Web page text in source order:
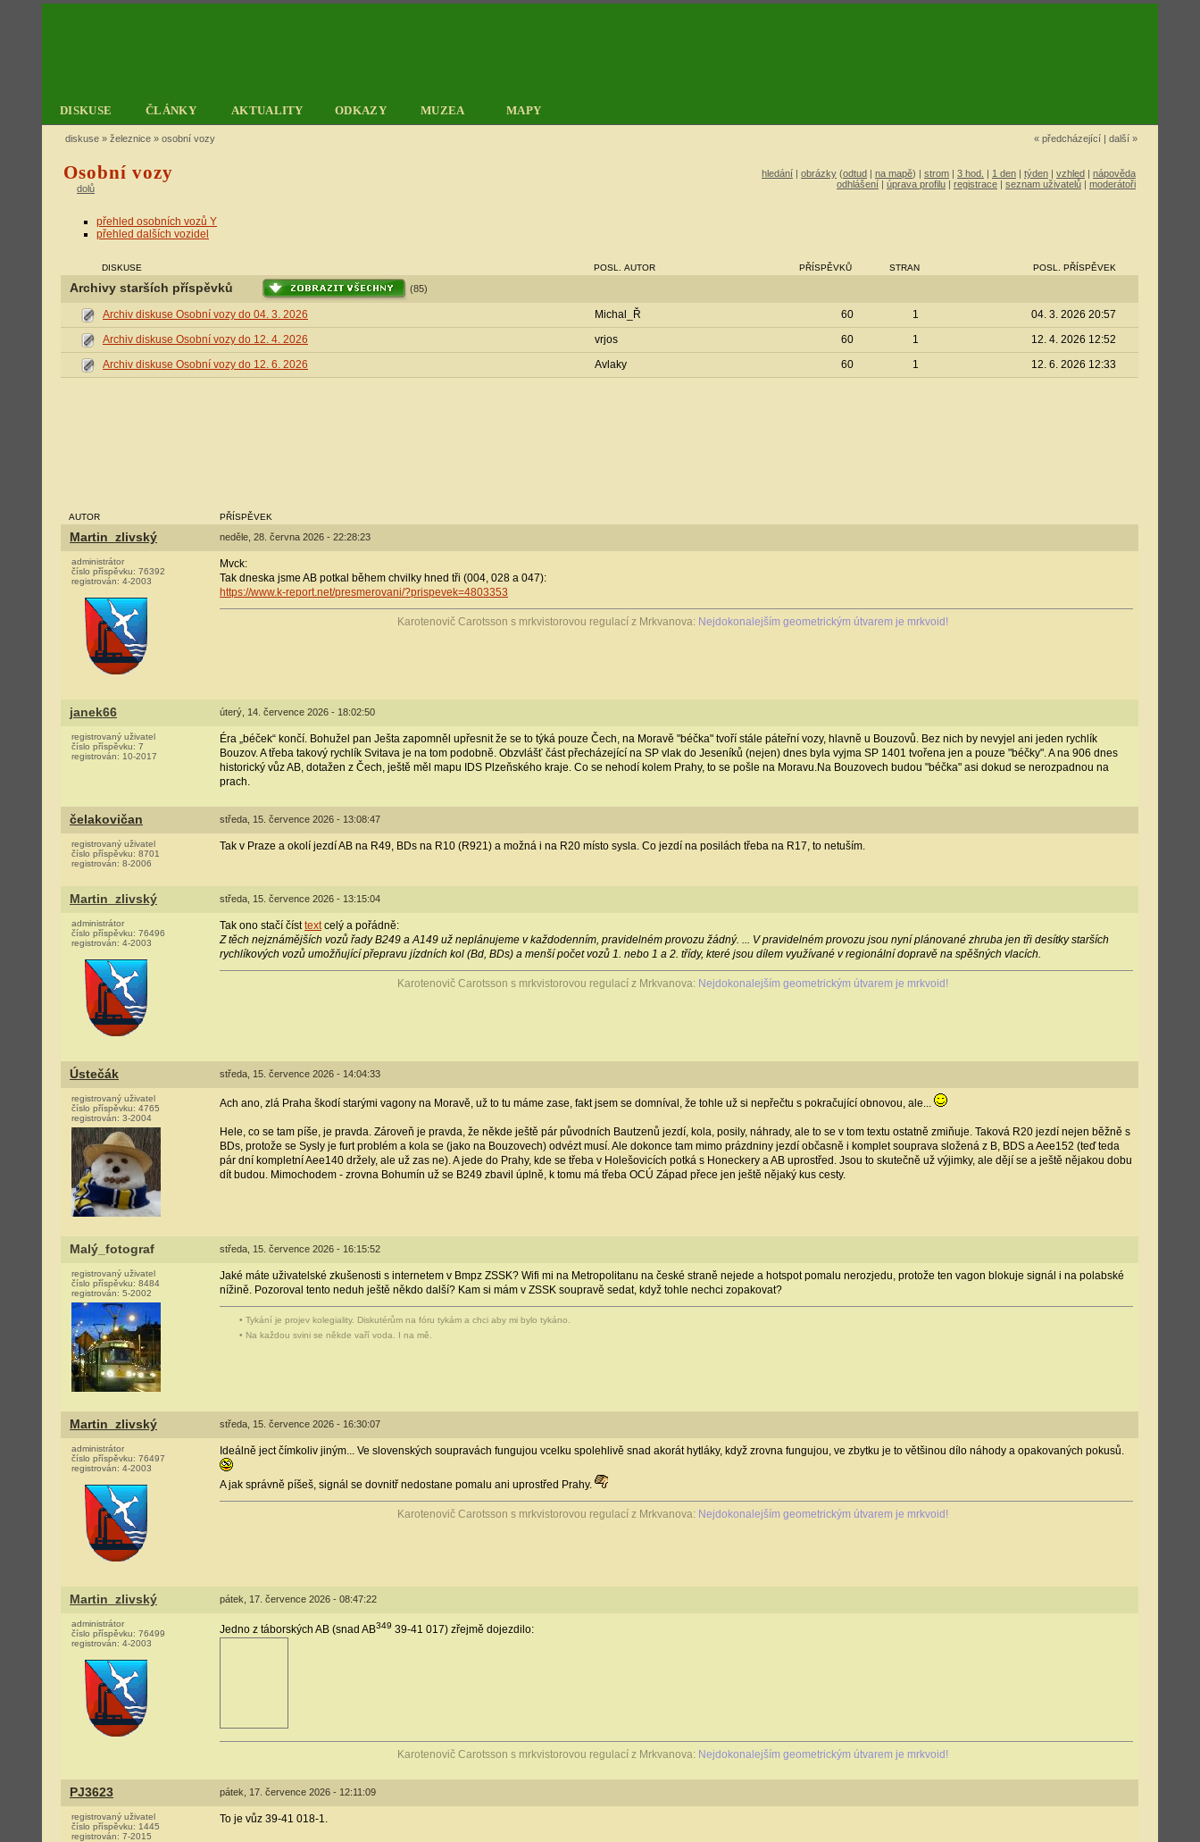
DISKUSE ČLÁNKY AKTUALITY ODKAZY MUZEA MAPY
diskuse » železnice » osobní vozy « předcházející | další »
Osobní vozy
dolů
hledání | obrázky (odtud | na mapě) | strom | 3 hod. | 1 den | týden | vzhled | nápověda
odhlášení | úprava profilu | registrace | seznam uživatelů | moderátoři
přehled osobních vozů Y
přehled dalších vozidel
DISKUSE POSL. AUTOR PŘÍSPĚVKŮ STRAN POSL. PŘÍSPĚVEK
Archivy starších příspěvků (85)
Archiv diskuse Osobní vozy do 04. 3. 2026 Michal_Ř 60 1
04. 3. 2026 20:57
Archiv diskuse Osobní vozy do 12. 4. 2026
vrjos 60 1
12. 4. 2026 12:52
Archiv diskuse Osobní vozy do 12. 6. 2026
Avlaky 60 1 12. 6. 2026 12:33
AUTOR PŘÍSPĚVEK
Martin_zlivský neděle, 28. června 2026 - 22:28:23
administrátor
číslo příspěvku: 76392
registrován: 4-2003
Mvck:
Tak dneska jsme AB potkal během chvilky hned tři (004, 028 a 047):
https://www.k-report.net/presmerovani/?prispevek=4803353
Karotenovič Carotsson s mrkvistorovou regulací z Mrkvanova: Nejdokonalejším geometrickým útvarem je mrkvoid!
janek66 úterý, 14. července 2026 - 18:02:50
registrovaný uživatel
číslo příspěvku: 7
registrován: 10-2017
Éra „béček“ končí. Bohužel pan Ješta zapomněl upřesnit že se to týká pouze Čech, na Moravě "béčka" tvoří stále páteřní vozy, hlavně u Bouzovů. Bez nich by nevyjel ani jeden rychlík
Bouzov. A třeba takový rychlík Svitava je na tom podobně. Obzvlášť část přecházející na SP vlak do Jeseníků (nejen) dnes byla vyjma SP 1401 tvořena jen a pouze "béčky". A na 906 dnes
historický vůz AB, dotažen z Čech, ještě měl mapu IDS Plzeňského kraje. Co se nehodí kolem Prahy, to se pošle na Moravu.Na Bouzovech budou "béčka" asi dokud se nerozpadnou na
prach.
čelakovičan středa, 15. července 2026 - 13:08:47
registrovaný uživatel
číslo příspěvku: 8701
registrován: 8-2006
Tak v Praze a okolí jezdí AB na R49, BDs na R10 (R921) a možná i na R20 místo sysla. Co jezdí na posilách třeba na R17, to netuším.
Martin_zlivský středa, 15. července 2026 - 13:15:04
administrátor
číslo příspěvku: 76496
registrován: 4-2003
Tak ono stačí čísttextcelý a pořádně:
Z těch nejznámějších vozů řady B249 a A149 už neplánujeme v každodenním, pravidelném provozu žádný. ... V pravidelném provozu jsou nyní plánované zhruba jen tři desítky starších
rychlíkových vozů umožňující přepravu jízdních kol (Bd, BDs) a menší počet vozů 1. nebo 1 a 2. třídy, které jsou dílem využívané v regionální dopravě na spěšných vlacích.
Karotenovič Carotsson s mrkvistorovou regulací z Mrkvanova: Nejdokonalejším geometrickým útvarem je mrkvoid!
Ústečák středa, 15. července 2026 - 14:04:33
registrovaný uživatel
číslo příspěvku: 4765
registrován: 3-2004
Ach ano, zlá Praha škodí starými vagony na Moravě, už to tu máme zase, fakt jsem se domníval, že tohle už si nepřečtu s pokračující obnovou, ale...
Hele, co se tam píše, je pravda. Zároveň je pravda, že někde ještě pár původních Bautzenů jezdí, kola, posily, náhrady, ale to se v tom textu ostatně zmiňuje. Taková R20 jezdí nejen běžně s
BDs, protože se Sysly je furt problém a kola se (jako na Bouzovech) odvézt musí. Ale dokonce tam mimo prázdniny jezdí občasně i komplet souprava složená z B, BDS a Aee152 (teď teda
pár dní kompletní Aee140 držely, ale už zas ne). A jede do Prahy, kde se třeba v Holešovicích potká s Honeckery a AB uprostřed. Jsou to skutečně už výjimky, ale dějí se a ještě nějakou dobu
dít budou. Mimochodem - zrovna Bohumín už se B249 zbavil úplně, k tomu má třeba OCÚ Západ přece jen ještě nějaký kus cesty.
Malý_fotograf středa, 15. července 2026 - 16:15:52
registrovaný uživatel
číslo příspěvku: 8484
registrován: 5-2002
Jaké máte uživatelské zkušenosti s internetem v Bmpz ZSSK? Wifi mi na Metropolitanu na české straně nejede a hotspot pomalu nerozjedu, protože ten vagon blokuje signál i na polabské
nížině. Pozoroval tento neduh ještě někdo další? Kam si mám v ZSSK soupravě sedat, když tohle nechci zopakovat?
• Tykání je projev kolegiality. Diskutérům na fóru tykám a chci aby mi bylo tykáno.
• Na každou svini se někde vaří voda. I na mě.
Martin_zlivský středa, 15. července 2026 - 16:30:07
administrátor
číslo příspěvku: 76497
registrován: 4-2003
Ideálně ject čímkoliv jiným... Ve slovenských soupravách fungujou vcelku spolehlivě snad akorát hytláky, když zrovna fungujou, ve zbytku je to většinou dílo náhody a opakovaných pokusů.
A jak správně píšeš, signál se dovnitř nedostane pomalu ani uprostřed Prahy.
Karotenovič Carotsson s mrkvistorovou regulací z Mrkvanova: Nejdokonalejším geometrickým útvarem je mrkvoid!
Martin_zlivský pátek, 17. července 2026 - 08:47:22
administrátor
číslo příspěvku: 76499
registrován: 4-2003
Jedno z táborských AB (snad AB349 39-41 017) zřejmě dojezdilo:
Karotenovič Carotsson s mrkvistorovou regulací z Mrkvanova: Nejdokonalejším geometrickým útvarem je mrkvoid!
PJ3623 pátek, 17. července 2026 - 12:11:09
registrovaný uživatel
číslo příspěvku: 1445
registrován: 7-2015
To je vůz 39-41 018-1.